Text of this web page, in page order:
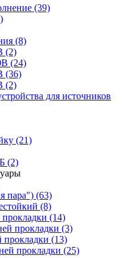
(39)
(8)
(2)
(24)
(36)
(2)
для источников
(21)
(2)
пара") (63)
(8)
(14)
прокладки (3)
прокладки (13)
прокладки (25)